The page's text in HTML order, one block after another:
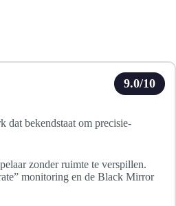
9.0/10
dat bekendstaat om precisie-
zonder ruimte te verspillen.
monitoring en de Black Mirror